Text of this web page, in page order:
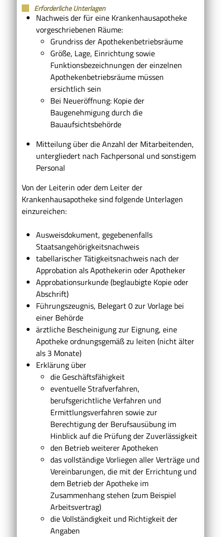
Erforderliche Unterlagen
Nachweis der für eine Krankenhausapotheke
vorgeschriebenen Räume:
Grundriss der Apothekenbetriebsräume
Größe, Lage, Einrichtung sowie
Funktionsbezeichnungen der einzelnen
Apothekenbetriebsräume müssen
ersichtlich sein
Bei Neueröffnung: Kopie der
Baugenehmigung durch die
Bauaufsichtsbehörde
Mitteilung über die Anzahl der Mitarbeitenden,
untergliedert nach Fachpersonal und sonstigem
Personal
Von der Leiterin oder dem Leiter der
Krankenhausapotheke sind folgende Unterlagen
einzureichen:
Ausweisdokument, gegebenenfalls
Staatsangehörigkeitsnachweis
tabellarischer Tätigkeitsnachweis nach der
Approbation als Apothekerin oder Apotheker
Approbationsurkunde (beglaubigte Kopie oder
Abschrift)
Führungszeugnis, Belegart 0 zur Vorlage bei
einer Behörde
ärztliche Bescheinigung zur Eignung, eine
Apotheke ordnungsgemäß zu leiten (nicht älter
als 3 Monate)
Erklärung über
die Geschäftsfähigkeit
eventuelle Strafverfahren,
berufsgerichtliche Verfahren und
Ermittlungsverfahren sowie zur
Berechtigung der Berufsausübung im
Hinblick auf die Prüfung der Zuverlässigkeit
den Betrieb weiterer Apotheken
das vollständige Vorliegen aller Verträge und
Vereinbarungen, die mit der Errichtung und
dem Betrieb der Apotheke im
Zusammenhang stehen (zum Beispiel
Arbeitsvertrag)
die Vollständigkeit und Richtigkeit der
Angaben